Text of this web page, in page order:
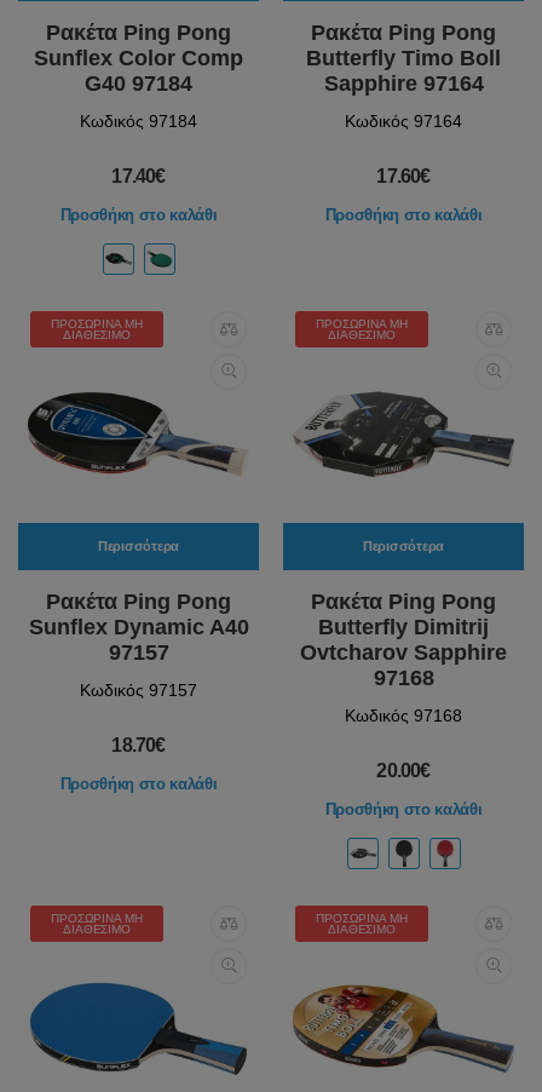
Ρακέτα Ping Pong
Sunflex Color Comp
G40 97184
Κωδικός 97184
17.40€
Προσθήκη στο καλάθι
Ρακέτα Ping Pong
Butterfly Timo Boll
Sapphire 97164
Κωδικός 97164
17.60€
Προσθήκη στο καλάθι
ΠΡΟΣΩΡΙΝΆ ΜΗ
ΔΙΑΘΈΣΙΜΟ
Περισσότερα
Ρακέτα Ping Pong
Sunflex Dynamic A40
97157
Κωδικός 97157
18.70€
Προσθήκη στο καλάθι
ΠΡΟΣΩΡΙΝΆ ΜΗ
ΔΙΑΘΈΣΙΜΟ
Περισσότερα
Ρακέτα Ping Pong
Butterfly Dimitrij
Ovtcharov Sapphire
97168
Κωδικός 97168
20.00€
Προσθήκη στο καλάθι
ΠΡΟΣΩΡΙΝΆ ΜΗ
ΔΙΑΘΈΣΙΜΟ
ΠΡΟΣΩΡΙΝΆ ΜΗ
ΔΙΑΘΈΣΙΜΟ